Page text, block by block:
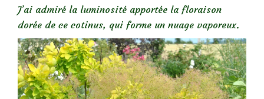
J’ai admiré la luminosité apportée la floraison
dorée de ce cotinus, qui forme un nuage vaporeux.